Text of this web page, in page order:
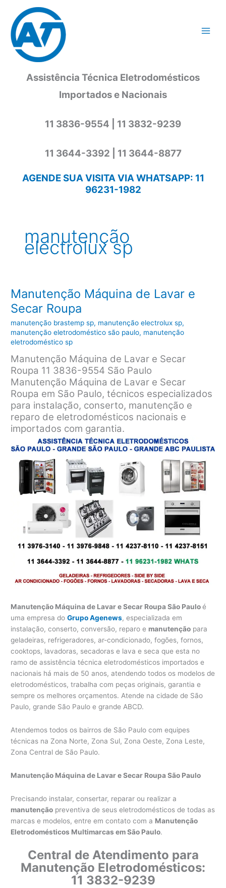
conteúdo
Assistência Técnica Eletrodomésticos
Importados e Nacionais
11 3836-9554 | 11 3832-9239
11 3644-3392 | 11 3644-8877
AGENDE SUA VISITA VIA WHATSAPP: 11
96231-1982
manutenção
electrolux sp
Manutenção Máquina de Lavar e
Secar Roupa
manutenção brastemp sp, manutenção electrolux sp,
manutenção eletrodoméstico são paulo, manutenção
eletrodoméstico sp
Manutenção Máquina de Lavar e Secar
Roupa 11 3836-9554 São Paulo
Manutenção Máquina de Lavar e Secar
Roupa em São Paulo, técnicos especializados
para instalação, conserto, manutenção e
reparo de eletrodomésticos nacionais e
importados com garantia.
Manutenção Máquina de Lavar e Secar Roupa São Pauloé
uma empresa doGrupo Agenews, especializada em
instalação, conserto, conversão, reparo e manutenção para
geladeiras, refrigeradores, ar-condicionado, fogões, fornos,
cooktops, lavadoras, secadoras e lava e seca que esta no
ramo de assistência técnica eletrodomésticos importados e
nacionais há mais de 50 anos, atendendo todos os modelos de
eletrodomésticos, trabalha com peças originais, garantia e
sempre os melhores orçamentos. Atende na cidade de São
Paulo, grande São Paulo e grande ABCD.
Atendemos todos os bairros de São Paulo com equipes
técnicas na Zona Norte, Zona Sul, Zona Oeste, Zona Leste,
Zona Central de São Paulo.
Manutenção Máquina de Lavar e Secar Roupa São Paulo
Precisando instalar, consertar, reparar ou realizar a
manutenção preventiva de seus eletrodomésticos de todas as
marcas e modelos, entre em contato com a Manutenção
Eletrodomésticos Multimarcas em São Paulo.
Central de Atendimento para
Manutenção Eletrodomésticos:
11 3832-9239